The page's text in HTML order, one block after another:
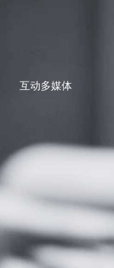
互动多媒体